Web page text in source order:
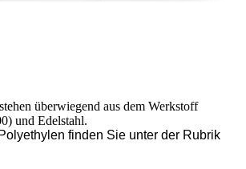
überwiegend aus dem Werkstoff
und Edelstahl.
finden Sie unter der Rubrik